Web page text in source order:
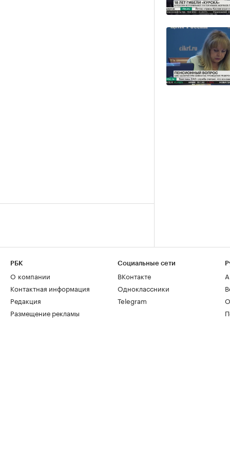
РБК
О компании
Контактная информация
Редакция
Размещение рекламы
Социальные сети
ВКонтакте
Одноклассники
Telegram